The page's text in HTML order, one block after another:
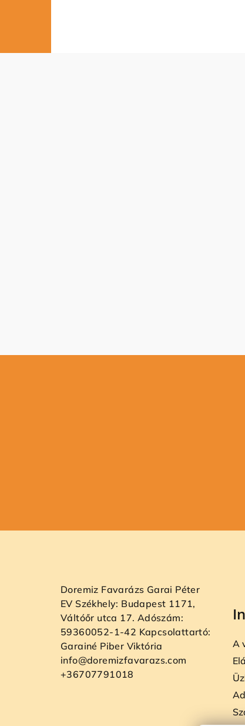
Doremiz Favarázs Garai Péter
EV Székhely: Budapest 1171,
Váltóőr utca 17. Adószám:
59360052-1-42 Kapcsolattartó:
Garainé Piber Viktória
info@doremizfavarazs.com
+36707791018
A